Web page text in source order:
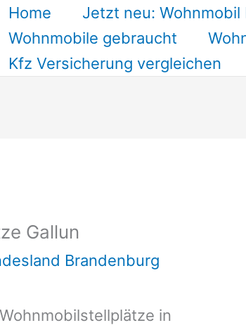
Home
Jetzt neu: Wohnmobil
Wohnmobile gebraucht
Kfz Versicherung vergleichen
Gallun
Brandenburg
in